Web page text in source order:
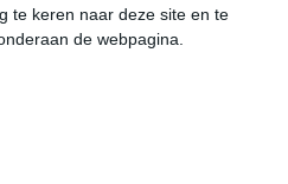
te keren naar deze site en te
de webpagina.
03:00 06:00 09:00